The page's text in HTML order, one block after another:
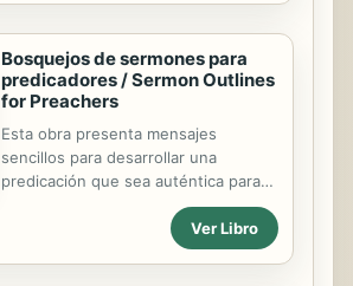
antropólogos,...
Bosquejos de sermones para
predicadores / Sermon Outlines
for Preachers
Esta obra presenta mensajes
sencillos para desarrollar una
predicación que sea auténtica para
convertir corazones sinceros en
Ver Libro